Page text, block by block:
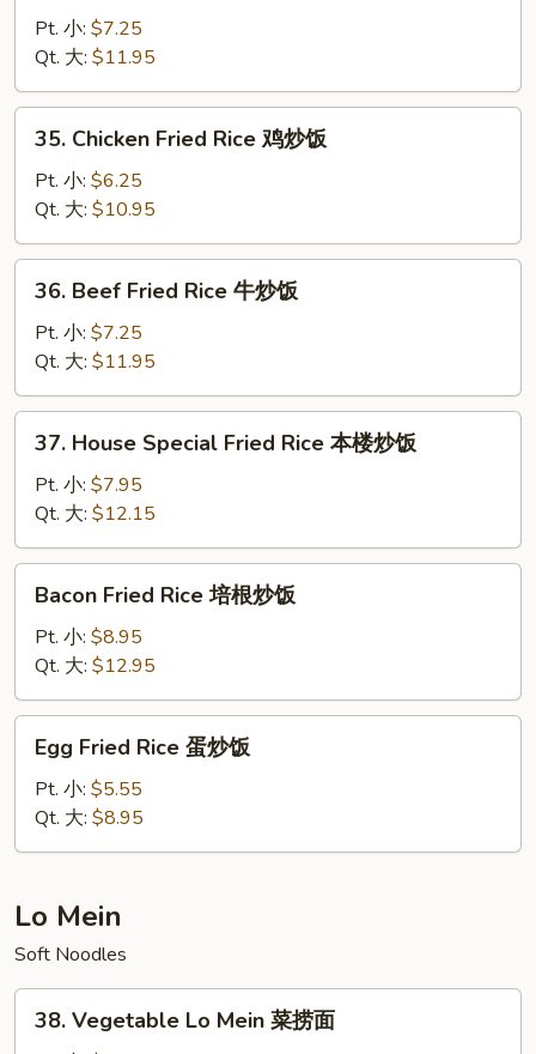
Fried
Rice
虾
炒
Pt. 小: $7.25
Qt. 大: $11.95
Chicken
Fried
Rice
鸡
炒
35. Chicken Fried Rice 鸡炒饭
Pt. 小: $6.25
Qt. 大: $10.95
Beef
Fried
Rice
牛
炒
36. Beef Fried Rice 牛炒饭
Pt. 小: $7.25
Qt. 大: $11.95
House
Special
Fried
Rice
本
37. House Special Fried Rice 本楼炒饭
Pt. 小: $7.95
Qt. 大: $12.15
Fried
Rice
根
炒
Bacon Fried Rice 培根炒饭
Pt. 小: $8.95
Qt. 大: $12.95
Fried
Rice
炒
Egg Fried Rice 蛋炒饭
Pt. 小: $5.55
Qt. 大: $8.95
Lo Mein
Soft Noodles
Vegetable
38. Vegetable Lo Mein 菜捞面